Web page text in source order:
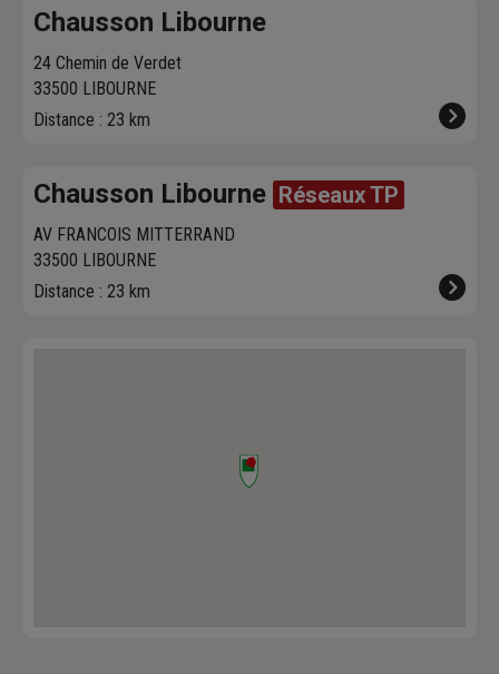
Chausson Libourne
24 Chemin de Verdet
33500 LIBOURNE
Distance : 23 km
Chausson Libourne Réseaux TP
AV FRANCOIS MITTERRAND
33500 LIBOURNE
Distance : 23 km